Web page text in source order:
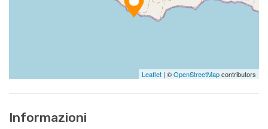
Leaflet | ©OpenStreetMapcontributors
Informazioni